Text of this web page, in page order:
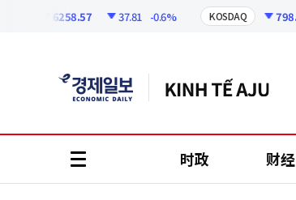
6258.57 37.81 -0.6% KOSDAQ 798.8
时政 财经